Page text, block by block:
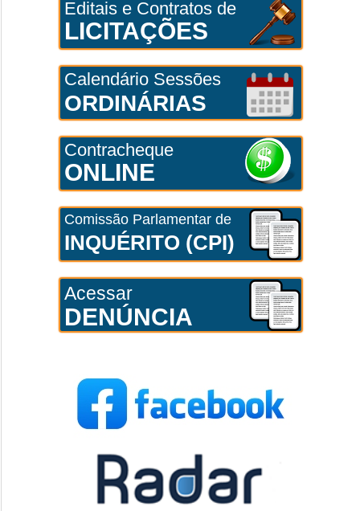
Editais e Contratos de
LICITAÇÕES
Calendário Sessões
ORDINÁRIAS
Contracheque
ONLINE
Comissão Parlamentar de
INQUÉRITO (CPI)
Acessar
DENÚNCIA